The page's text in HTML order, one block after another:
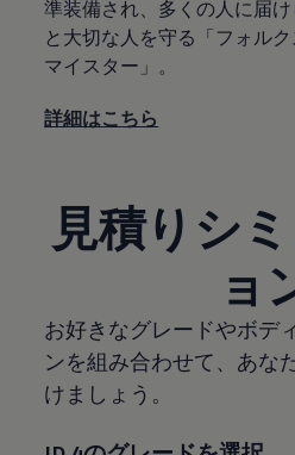
準装備され、多くの人に届
と大切な人を守る「フォル
マイスター」。
詳細はこちら
見積りシ
ョ
お好きなグレードやボデ
ンを組み合わせて、あな
けましょう。